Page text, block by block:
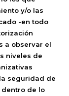
y/o las
-en todo
a observar el
niveles de
seguridad de
dentro de lo